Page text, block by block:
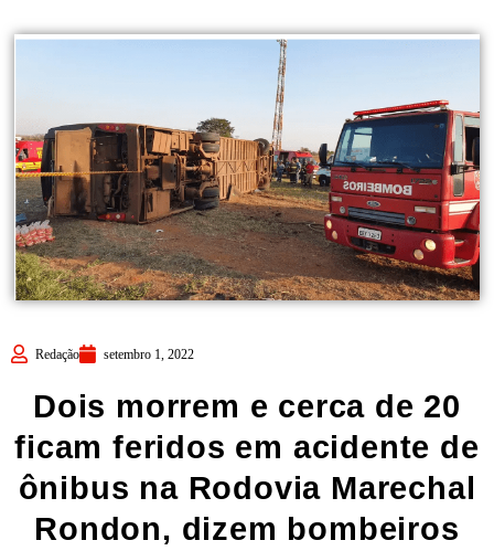
Redação setembro 1, 2022
Dois morrem e cerca de 20
ficam feridos em acidente de
ônibus na Rodovia Marechal
Rondon, dizem bombeiros